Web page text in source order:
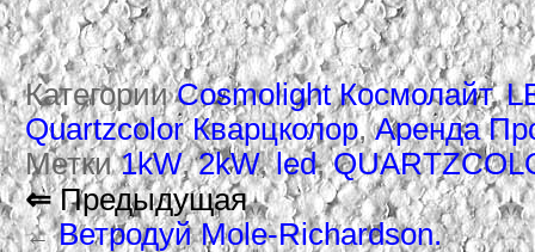
КатегорииCosmolight Космолайт,
Quartzcolor Кварцколор,Аренда
Метки1kW,2kW,led,
⇐Предыдущая
←Ветродуй Mole-Richardson.